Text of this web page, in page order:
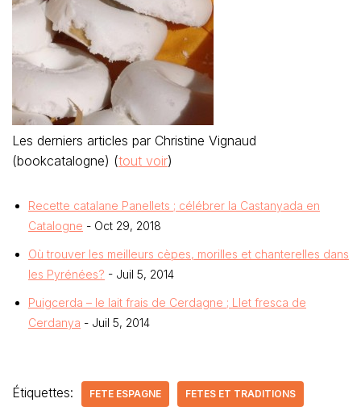
Les derniers articles par Christine Vignaud
(bookcatalogne) (tout voir)
Recette catalane Panellets ; célébrer la Castanyada en
Catalogne - Oct 29, 2018
Où trouver les meilleurs cèpes, morilles et chanterelles dans
les Pyrénées? - Juil 5, 2014
Puigcerda – le lait frais de Cerdagne ; Llet fresca de
Cerdanya - Juil 5, 2014
Étiquettes: FETE ESPAGNE FETES ET TRADITIONS